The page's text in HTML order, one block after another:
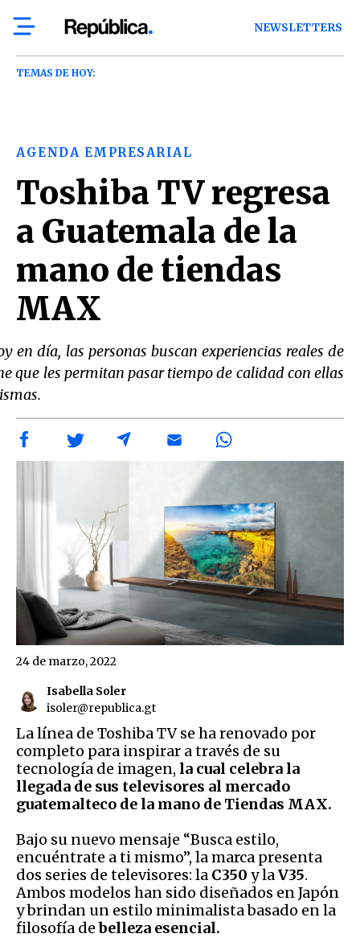
NEWSLETTERS
TEMAS DE HOY:
AGENDA EMPRESARIAL
Toshiba TV regresa
a Guatemala de la
mano de tiendas
MAX
en día, las personas buscan experiencias reales de
que les permitan pasar tiempo de calidad con ellas
Isabella Soler
isoler@republica.gt
24 de marzo, 2022
La línea de Toshiba TV se ha renovado por
completo para inspirar a través de su
tecnología de imagen, la cual celebra la
llegada de sus televisores al mercado
guatemalteco de la mano de Tiendas MAX.
Bajo su nuevo mensaje “Busca estilo,
encuéntrate a ti mismo”, la marca presenta
dos series de televisores: la C350 y laV35.
Ambos modelos han sido diseñados en Japón
y brindan un estilo minimalista basado en la
filosofía debelleza esencial.